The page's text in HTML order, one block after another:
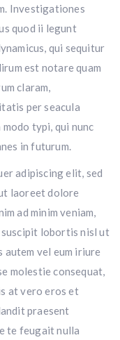
Investigationes
quod ii legunt
qui sequitur
est notare quam
claram,
per seacula
typi, qui nunc
in futurum.
adipiscing elit, sed
laoreet dolore
ad minim veniam,
lobortis nisl ut
autem vel eum iriure
molestie consequat,
at vero eros et
praesent
te feugait nulla